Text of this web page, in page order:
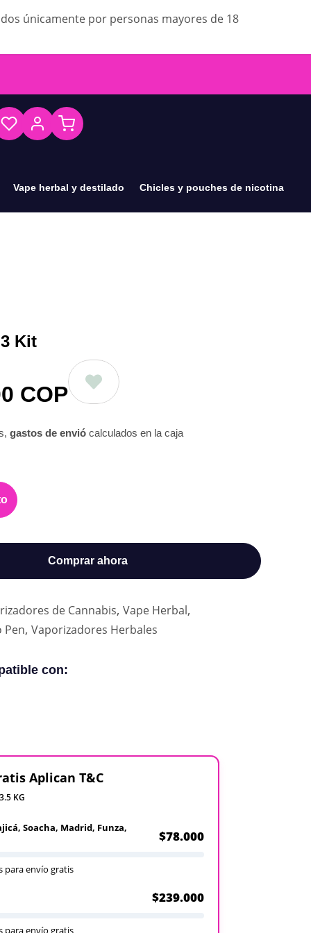
únicamente por personas mayores de 18
Vape herbal y destilado Chicles y pouches de nicotina
Kit
COP
gastos de envió calculados en la caja
Comprar ahora
de Cannabis, Vape Herbal,
Pen, Vaporizadores Herbales
con:
Aplican T&C
KG
Soacha, Madrid, Funza,
$78.000
para envío gratis
$239.000
para envío gratis